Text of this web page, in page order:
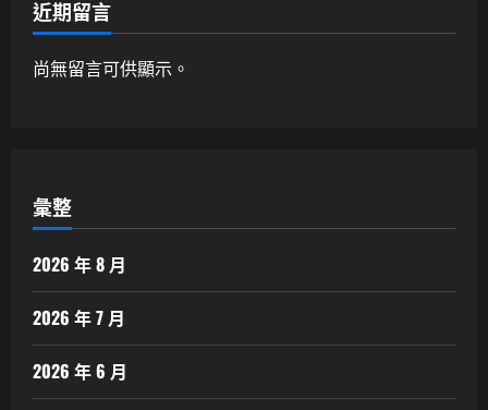
近期留言
尚無留言可供顯示。
彙整
2026 年 8 月
2026 年 7 月
2026 年 6 月